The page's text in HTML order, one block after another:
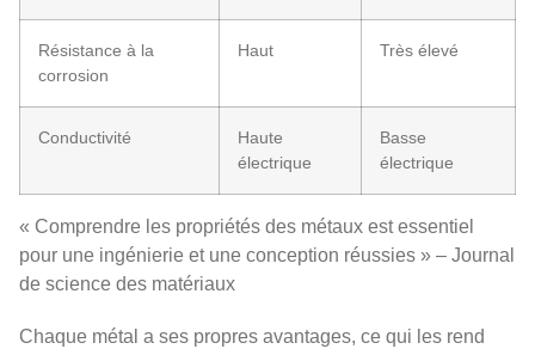
Résistance à la
corrosion
Haut Très élevé
Conductivité
Haute
électrique
Basse
électrique
« Comprendre les propriétés des métaux est essentiel
pour une ingénierie et une conception réussies » – Journal
de science des matériaux
Chaque métal a ses propres avantages, ce qui les rend